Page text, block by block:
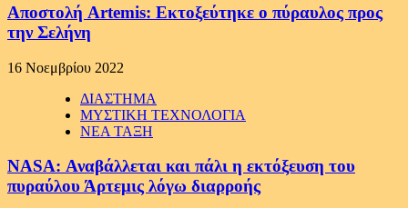
Αποστολή Artemis: Εκτοξεύτηκε ο πύραυλος προς
την Σελήνη
16 Νοεμβρίου 2022
ΔΙΑΣΤΗΜΑ
ΜΥΣΤΙΚΗ ΤΕΧΝΟΛΟΓΙΑ
ΝΕΑ ΤΑΞΗ
NASA: Αναβάλλεται και πάλι η εκτόξευση του
πυραύλου Άρτεμις λόγω διαρροής